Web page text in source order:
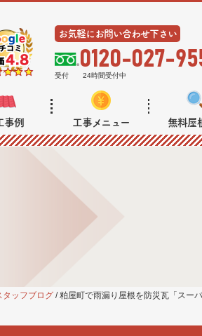
お気軽にお問い合わせ下さい
0120-027-
受付 24時間受付中
事例 工事メニュー 無料屋
タッフブログ /粕屋町で雨漏り屋根を防災瓦「スー